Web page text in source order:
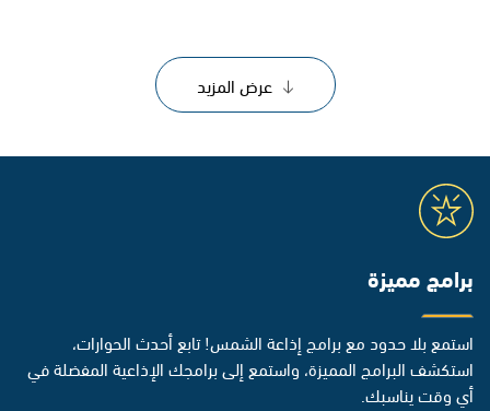
عرض المزيد
برامج مميزة
استمع بلا حدود مع برامج إذاعة الشمس! تابع أحدث الحوارات،
استكشف البرامج المميزة، واستمع إلى برامجك الإذاعية المفضلة في
أي وقت يناسبك.